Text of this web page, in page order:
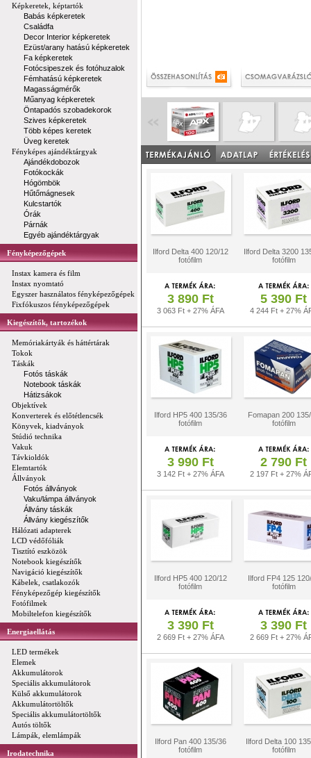
Képkeretek, képtartók
Babás képkeretek
Családfa
Decor Interior képkeretek
Ezüst/arany hatású képkeretek
Fa képkeretek
Fotócsipeszek és fotóhuzalok
Fémhatású képkeretek
Magasságmérők
Műanyag képkeretek
Öntapadós szobadekorok
Szives képkeretek
Több képes keretek
Üveg keretek
Fényképes ajándéktárgyak
Ajándékdobozok
Fotókockák
Hógömbök
Hűtőmágnesek
Kulcstartók
Órák
Párnák
Egyéb ajándéktárgyak
Fényképezőgépek
Instax kamera és film
Instax nyomtató
Egyszer használatos fényképezőgépek
Fixfókuszos fényképezőgépek
Kiegészítők, tartozékok
Memóriakártyák és háttértárak
Tokok
Táskák
Fotós táskák
Notebook táskák
Hátizsákok
Objektívek
Konverterek és előtétlencsék
Könyvek, kiadványok
Stúdió technika
Vakuk
Távkioldók
Elemtartók
Állványok
Fotós állványok
Vaku/lámpa állványok
Állvány táskák
Állvány kiegészítők
Hálózati adapterek
LCD védőfóliák
Tisztító eszközök
Notebook kiegészítők
Navigáció kiegészítők
Kábelek, csatlakozók
Fényképezőgép kiegészítők
Fotófilmek
Mobiltelefon kiegészítők
Energiaellátás
LED termékek
Elemek
Akkumulátorok
Speciális akkumulátorok
Külső akkumulátorok
Akkumulátortöltők
Speciális akkumulátortöltők
Autós töltők
Lámpák, elemlámpák
Irodatechnika
Ilford Delta 400 120/12
fotófilm
Ilford Delta 3200
fotófilm
3 890 Ft
3 063 Ft + 27% ÁFA
5 390 Ft
4 244 Ft + 27%
Ilford HP5 400 135/36
fotófilm
Fomapan 200
fotófilm
3 990 Ft
3 142 Ft + 27% ÁFA
2 790 Ft
2 197 Ft + 27%
Ilford HP5 400 120/12
fotófilm
Ilford FP4 125
fotófilm
3 390 Ft
2 669 Ft + 27% ÁFA
3 390 Ft
2 669 Ft + 27%
Ilford Pan 400 135/36
fotófilm
Ilford Delta 100
fotófilm